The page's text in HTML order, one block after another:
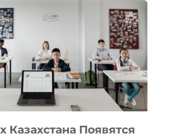
DEAL
VELOCITY
BY
MOST
—
МЕЖДУНАРОДНУЮ
ПРОГРАММУ
ДЛЯ
ТЕХНОЛОГИЧЕСКИХ
Казахстана Появятся